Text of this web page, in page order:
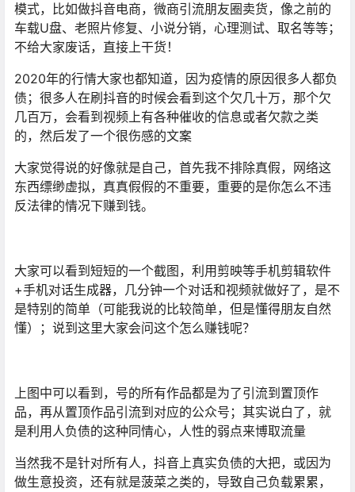
模式，比如做抖音电商，微商引流朋友圈卖货，像之前的
车载U盘、老照片修复、小说分销，心理测试、取名等等；
不给大家废话，直接上干货！
2020年的行情大家也都知道，因为疫情的原因很多人都负
债；很多人在刷抖音的时候会看到这个欠几十万，那个欠
几百万，会看到视频上有各种催收的信息或者欠款之类
的，然后发了一个很伤感的文案
大家觉得说的好像就是自己，首先我不排除真假，网络这
东西缥缈虚拟，真真假假的不重要，重要的是你怎么不违
反法律的情况下赚到钱。
大家可以看到短短的一个截图，利用剪映等手机剪辑软件
+手机对话生成器，几分钟一个对话和视频就做好了，是不
是特别的简单（可能我说的比较简单，但是懂得朋友自然
懂）；说到这里大家会问这个怎么赚钱呢？
上图中可以看到，号的所有作品都是为了引流到置顶作
品，再从置顶作品引流到对应的公众号；其实说白了，就
是利用人负债的这种同情心，人性的弱点来博取流量
当然我不是针对所有人，抖音上真实负债的大把，或因为
做生意投资，还有就是菠菜之类的，导致自己负载累累，